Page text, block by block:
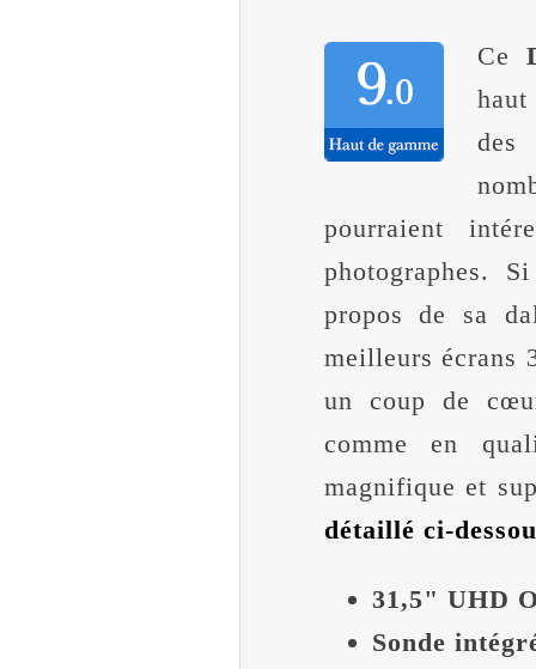
Ce
pourraient
photographes.
propos de sa
meilleurs écrans
un coup de
comme en
magnifique et
détaillé ci-
31,5" UHD
Sonde